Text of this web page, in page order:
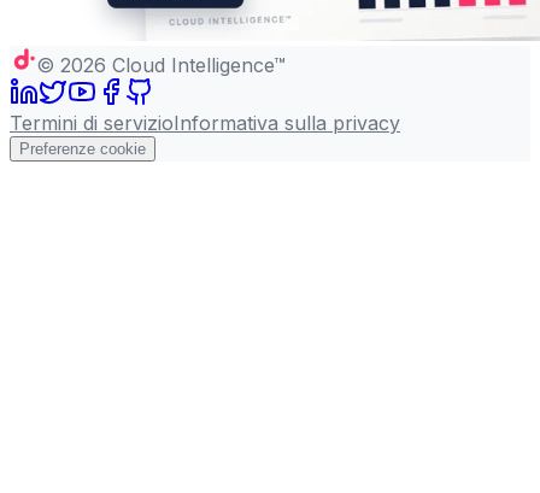
© 2026 Cloud Intelligence™
Termini di servizioInformativa sulla privacy
Preferenze cookie